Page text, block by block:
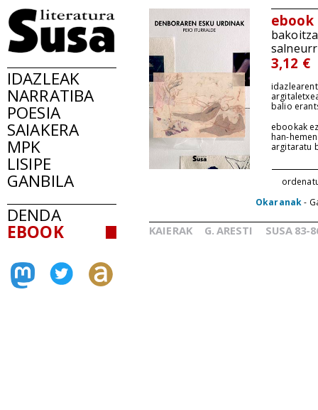
IDAZLEAK
NARRATIBA
POESIA
SAIAKERA
MPK
LISIPE
GANBILA
DENDA
EBOOK
ebook
3,12 €
balio
ebookak
han-
argitaratu
Okaranak-
KAIERAK G. ARESTI SUSA 83-